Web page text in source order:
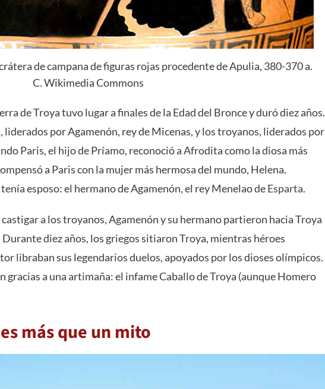
de campana de figuras rojas procedente de Apulia, 380-370 a.
C. Wikimedia Commons
de Troya tuvo lugar a finales de la Edad del Bronce y duró diez años.
por Agamenón, rey de Micenas, y los troyanos, liderados por
Paris, el hijo de Príamo, reconoció a Afrodita como la diosa más
a Paris con la mujer más hermosa del mundo, Helena.
esposo: el hermano de Agamenón, el rey Menelao deEsparta.
a los troyanos, Agamenón y su hermano partieron hacia Troya
diez años, los griegos sitiaron Troya, mientras héroes
libraban sus legendarios duelos, apoyados por los dioses olímpicos.
a una artimaña: el infame Caballo de Troya (aunque Homero
más que un mito